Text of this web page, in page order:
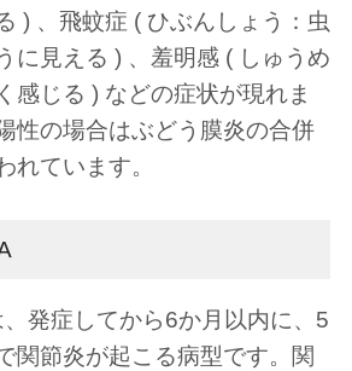
) 、飛蚊症 ( ひぶんしょう：虫
に見える ) 、羞明感 ( しゅうめ
感じる ) などの症状が現れま
性の場合はぶどう膜炎の合併
れています。
発症してから6か月以内に、5
関節炎が起こる病型です。関